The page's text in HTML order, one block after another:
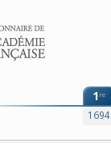
1re
1694